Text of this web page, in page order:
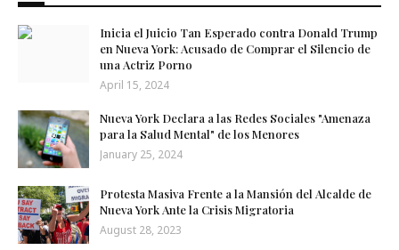
Inicia el Juicio Tan Esperado contra Donald Trump
en Nueva York: Acusado de Comprar el Silencio de
una Actriz Porno
April 15, 2024
Nueva York Declara a las Redes Sociales "Amenaza
para la Salud Mental" de los Menores
January 25, 2024
Protesta Masiva Frente a la Mansión del Alcalde de
Nueva York Ante la Crisis Migratoria
August 28, 2023